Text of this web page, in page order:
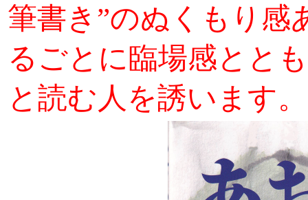
筆書き”のぬくもり感
るごとに臨場感とと
と読む人を誘います。